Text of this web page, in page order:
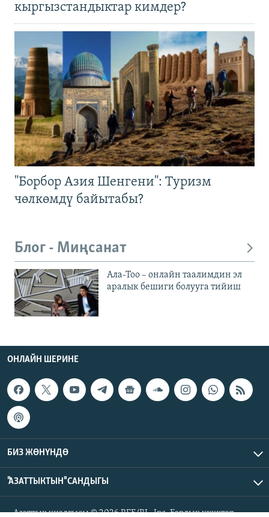
кыргызстандыктар кимдер?
"Борбор Азия Шенгени": Туризм
чөлкөмдү байытабы?
Блог - Миңсанат
Ала-Тоо – онлайн таалимдин эл
аралык бешиги болууга тийиш
ОНЛАЙН ШЕРИНЕ
БИЗ ЖӨНҮНДӨ
"АЗАТТЫКТЫН" САНДЫГЫ
Азаттык үналгысы © 2026 RFE/RL, Inc. Бардык укуктар